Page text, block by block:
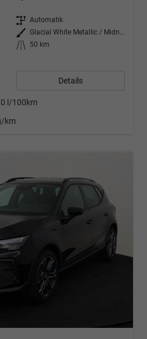
Getriebe Automatik
Außenfarbe
Glacial White Metallic / Midnight Black Roof
Kilometerstand
50 km
Details
l/100km
km